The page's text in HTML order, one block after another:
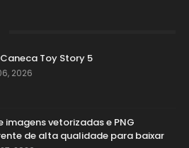
Toy Story 5
2026
imagens vetorizadas e PNG
de alta qualidade para baixar